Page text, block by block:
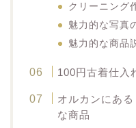
クリーニング
魅力的な写真
魅力的な商品
100円古着仕入
オルカンにあ
な商品